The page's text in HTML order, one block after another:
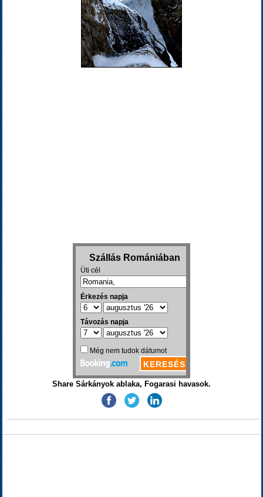
Share Sárkányok ablaka, Fogarasi havasok.